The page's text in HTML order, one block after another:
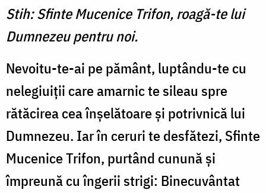
Stih: Sfinte Mucenice Trifon, roagă-te lui
Dumnezeu pentru noi.
Nevoitu-te-ai pe pământ, luptându-te cu
nelegiuiţii care amarnic te sileau spre
rătăcirea cea înşelătoare şi potrivnică lui
Dumnezeu. Iar în ceruri te desfătezi, Sfinte
Mucenice Trifon, purtând cunună şi
împreună cu îngerii strigi: Binecuvântat